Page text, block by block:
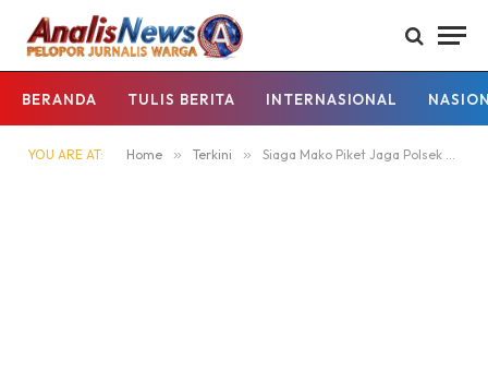
BERANDA TULIS BERITA INTERNASIONAL
YOU ARE AT: Home » Terkini » Siaga Mako Piket Jaga Polsek Kapuas Kuala